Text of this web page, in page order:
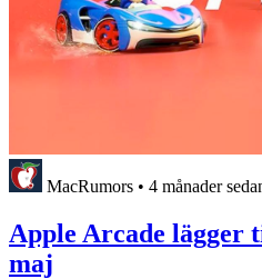
MacRumors • 4 månader
Apple Arcade lägger
maj